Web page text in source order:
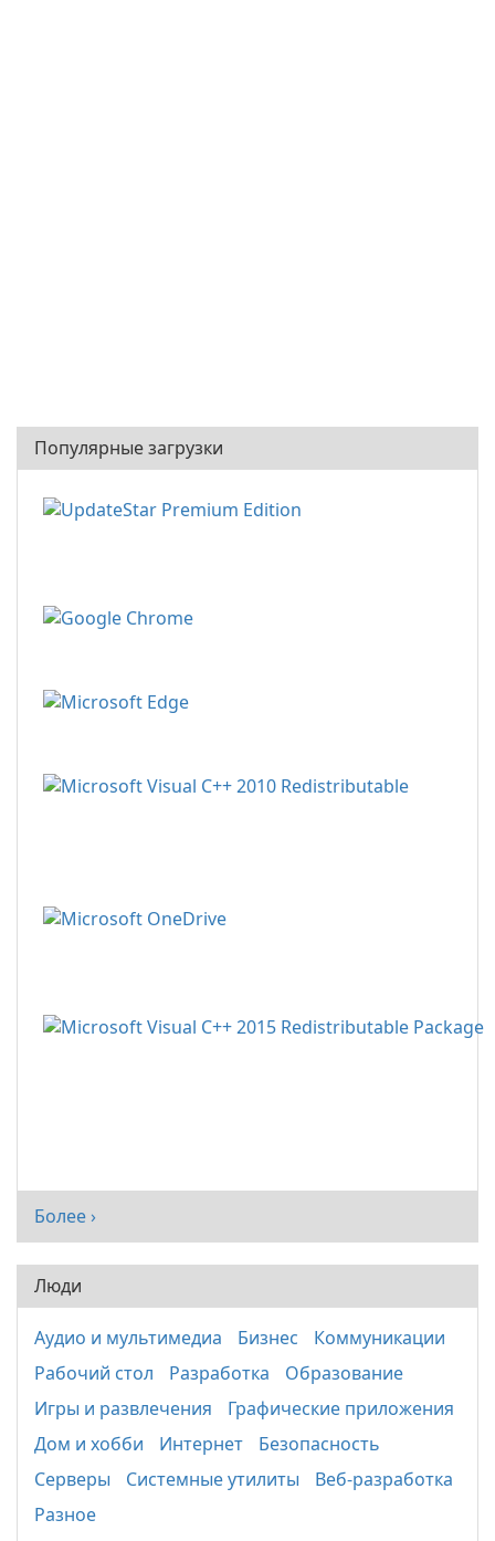
Популярные загрузки
Более ›
Люди
Аудио и мультимедиа Бизнес
Коммуникации
Рабочий стол
Разработка
Образование
Игры и развлечения
Графические приложения
Дом и хобби
Интернет
Безопасность
Серверы
Системные утилиты
Веб-разработка
Разное